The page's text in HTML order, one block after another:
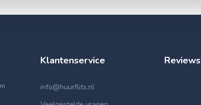
Klantenservice
info@huurflits.nl
Reviews